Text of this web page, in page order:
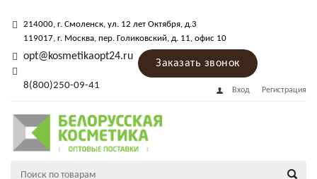
214000, г. Смоленск, ул. 12 лет Октября, д.3
119017, г. Москва, пер. Голиковский, д. 11, офис 10
opt@kosmetikaopt24.ru
8(800)250-09-41
Заказать звонок
Вход Регистрация